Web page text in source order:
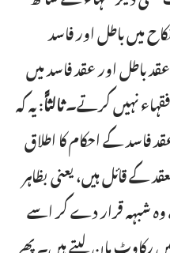
میں باطل اور فاسد
باطل اور عقد فاسد میں
نہیں کرتے۔ثالثاًً: یہ کہ
فاسد کے احکام کا اطلاق
کے قائل ہیں، یعنی بظاہر
شبہہ قرار دے کر اسے
رکاوٹ مان لیتے ہیں۔ پھر